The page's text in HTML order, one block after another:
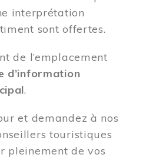
interprétation
sont offertes.
de l’emplacement
d’information
.
et demandez à nos
touristiques
pleinement de vos